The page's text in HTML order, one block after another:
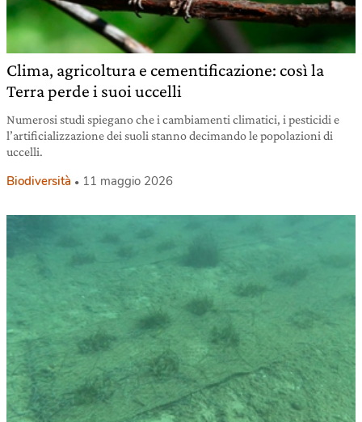
Clima, agricoltura e cementificazione: così la
Terra perde i suoi uccelli
Numerosi studi spiegano che i cambiamenti climatici, i pesticidi e
l’artificializzazione dei suoli stanno decimando le popolazioni di
uccelli.
Biodiversità 11 maggio 2026